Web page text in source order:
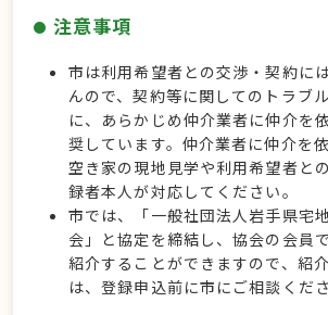
注意事項
市は利用希望者との交渉・契約に
んので、契約等に関してのトラブ
に、あらかじめ仲介業者に仲介を
奨しています。仲介業者に仲介を
空き家の現地見学や利用希望者と
録者本人が対応してください。
市では、「一般社団法人岩手県宅
会」と協定を締結し、協会の会員
紹介することができますので、紹
は、登録申込前に市にご相談くださ